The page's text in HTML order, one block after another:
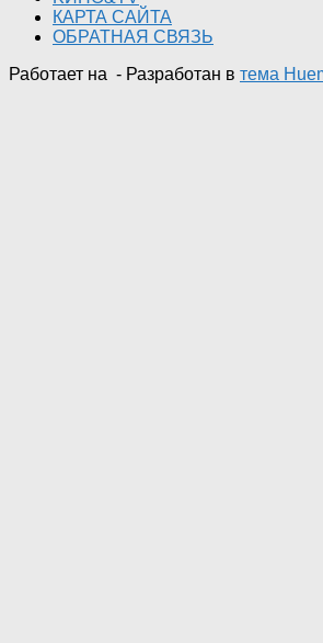
КАРТА САЙТА
ОБРАТНАЯ СВЯЗЬ
Работает на - Разработан в тема